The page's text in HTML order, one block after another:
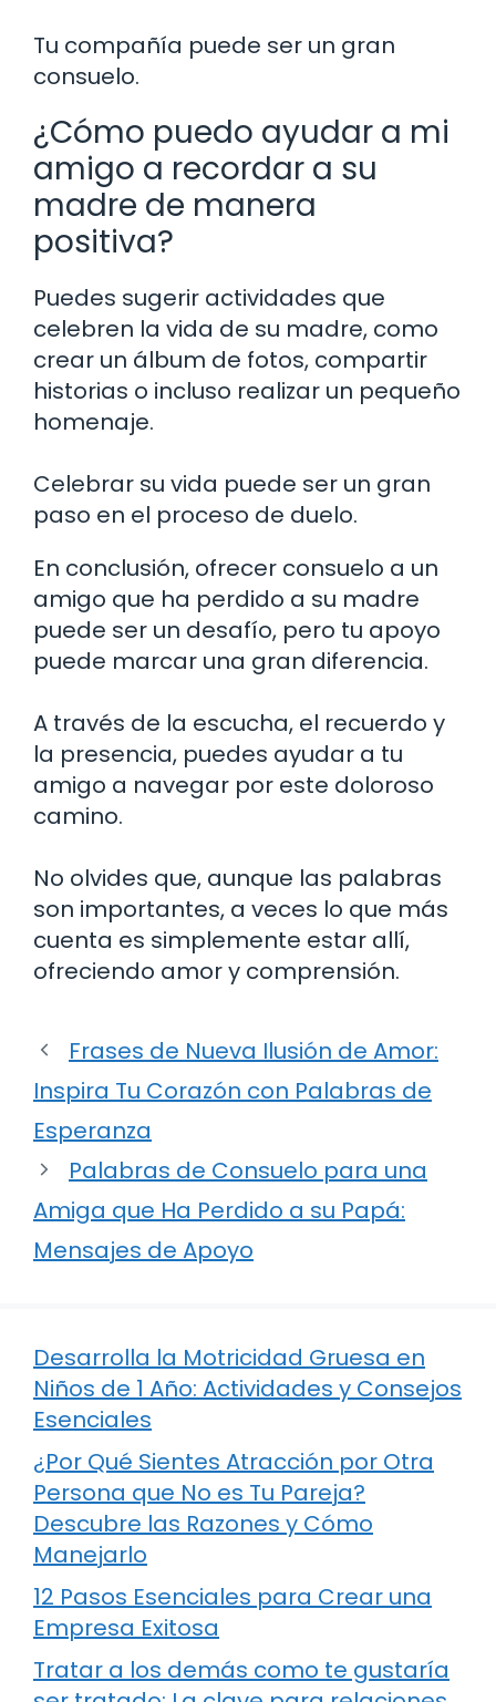
Tu compañía puede ser un gran
consuelo.
¿Cómo puedo ayudar a mi
amigo a recordar a su
madre de manera
positiva?
Puedes sugerir actividades que
celebren la vida de su madre, como
crear un álbum de fotos, compartir
historias o incluso realizar un pequeño
homenaje.
Celebrar su vida puede ser un gran
paso en el proceso de duelo.
En conclusión, ofrecer consuelo a un
amigo que ha perdido a su madre
puede ser un desafío, pero tu apoyo
puede marcar una gran diferencia.
A través de la escucha, el recuerdo y
la presencia, puedes ayudar a tu
amigo a navegar por este doloroso
camino.
No olvides que, aunque las palabras
son importantes, a veces lo que más
cuenta es simplemente estar allí,
ofreciendo amor y comprensión.
Frases de Nueva Ilusión de Amor:
Inspira Tu Corazón con Palabras de
Esperanza
Palabras de Consuelo para una
Amiga que Ha Perdido a su Papá:
Mensajes de Apoyo
Desarrolla la Motricidad Gruesa en
Niños de 1 Año: Actividades y Consejos
Esenciales
¿Por Qué Sientes Atracción por Otra
Persona que No es Tu Pareja?
Descubre las Razones y Cómo
Manejarlo
12 Pasos Esenciales para Crear una
Empresa Exitosa
Tratar a los demás como te gustaría